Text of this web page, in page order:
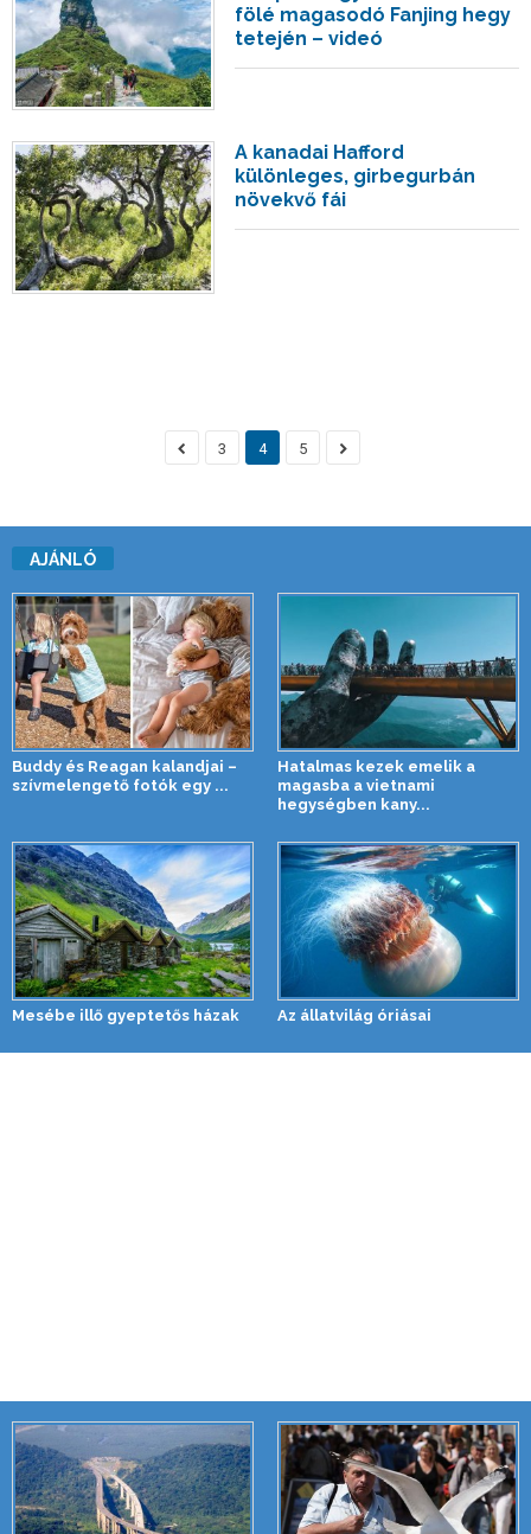
fölé magasodó Fanjing hegy
tetején – videó
A kanadai Hafford
különleges, girbegurbán
növekvő fái
3 4 5
AJÁNLÓ
Buddy és Reagan kalandjai –
szívmelengető fotók egy ...
Hatalmas kezek emelik a
magasba a vietnami
hegységben kany...
Mesébe illő gyeptetős házak Az állatvilág óriásai